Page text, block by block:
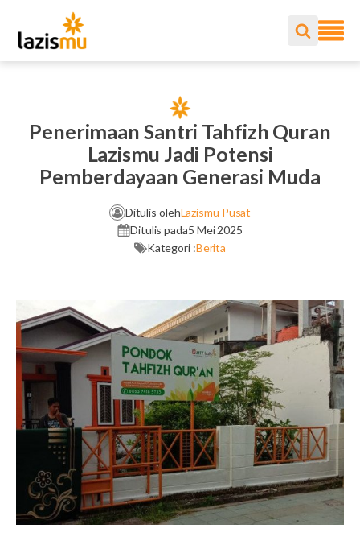
Penerimaan Santri Tahfizh Quran
Lazismu Jadi Potensi
Pemberdayaan Generasi Muda
Ditulis olehLazismu Pusat
Ditulis pada5 Mei 2025
Kategori :Berita